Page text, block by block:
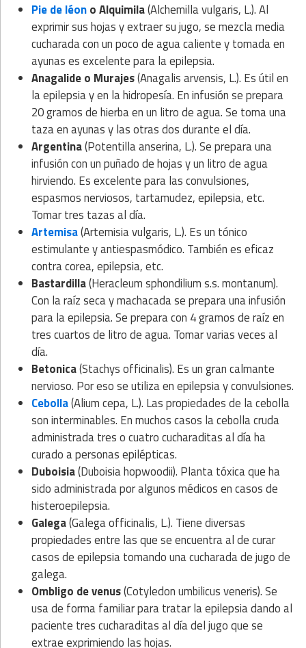
Pie de léono Alquimila(Alchemilla vulgaris, L.). Al
exprimir sus hojas y extraer su jugo, se mezcla media
cucharada con un poco de agua caliente y tomada en
ayunas es excelente para la epilepsia.
Anagalide o Murajes(Anagalis arvensis, L.). Es útil en
la epilepsia y en la hidropesía. En infusión se prepara
20 gramos de hierba en un litro de agua. Se toma una
taza en ayunas y las otras dos durante el día.
Argentina(Potentilla anserina, L.). Se prepara una
infusión con un puñado de hojas y un litro de agua
hirviendo. Es excelente para las convulsiones,
espasmos nerviosos, tartamudez, epilepsia, etc.
Tomar tres tazas al día.
Artemisa(Artemisia vulgaris, L.). Es un tónico
estimulante y antiespasmódico. También es eficaz
contra corea, epilepsia, etc.
Bastardilla(Heracleum sphondilium s.s. montanum).
Con la raíz seca y machacada se prepara una infusión
para la epilepsia. Se prepara con 4 gramos de raíz en
tres cuartos de litro de agua. Tomar varias veces al
día.
Betonica(Stachys officinalis). Es un gran calmante
nervioso. Por eso se utiliza en epilepsia y convulsiones.
Cebolla(Alium cepa, L.). Las propiedades de la cebolla
son interminables. En muchos casos la cebolla cruda
administrada tres o cuatro cucharaditas al día ha
curado a personas epilépticas.
Duboisia(Duboisia hopwoodii). Planta tóxica que ha
sido administrada por algunos médicos en casos de
histeroepilepsia.
Galega(Galega officinalis, L.). Tiene diversas
propiedades entre las que se encuentra al de curar
casos de epilepsia tomando una cucharada de jugo de
galega.
Ombligo de venus(Cotyledon umbilicus veneris). Se
usa de forma familiar para tratar la epilepsia dando al
paciente tres cucharaditas al día del jugo que se
extrae exprimiendo las hojas.